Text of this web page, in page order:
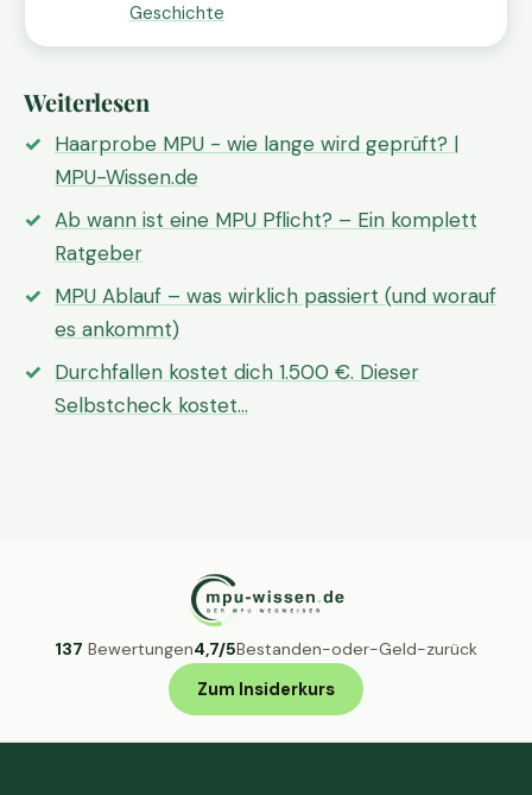
Geschichte
Weiterlesen
Haarprobe MPU - wie lange wird geprüft? |
MPU-Wissen.de
Ab wann ist eine MPU Pflicht? – Ein komplett
Ratgeber
MPU Ablauf – was wirklich passiert (und worauf
es ankommt)
Durchfallen kostet dich 1.500 €. Dieser
Selbstcheck kostet…
137 Bewertungen4,7/5Bestanden-oder-Geld-zurück
Zum Insiderkurs